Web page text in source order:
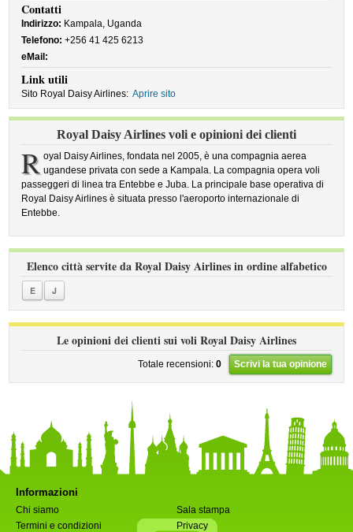
Contatti
Indirizzo: Kampala, Uganda
Telefono: +256 41 425 6213
eMail:
Link utili
Sito Royal Daisy Airlines: Aprire sito
Royal Daisy Airlines voli e opinioni dei clienti
R oyal Daisy Airlines, fondata nel 2005, è una compagnia aerea
ugandese privata con sede a Kampala. La compagnia opera voli
passeggeri di linea tra Entebbe e Juba. La principale base operativa di
Royal Daisy Airlines è situata presso l'aeroporto internazionale di
Entebbe.
Elenco città servite da Royal Daisy Airlines in ordine alfabetico
E J
Le opinioni dei clienti sui voli Royal Daisy Airlines
Totale recensioni: 0 Scrivi la tua opinione
Informazioni
Chi siamo
Sala stampa
Termini e condizioni
Privacy